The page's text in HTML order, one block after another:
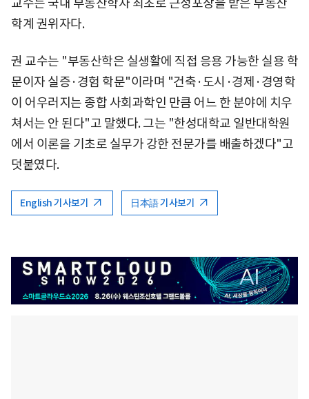
학계 권위자다.
권 교수는 "부동산학은 실생활에 직접 응용 가능한 실용 학
문이자 실증·경험 학문"이라며 "건축·도시·경제·경영학
이 어우러지는 종합 사회과학인 만큼 어느 한 분야에 치우
쳐서는 안 된다"고 말했다. 그는 "한성대학교 일반대학원
에서 이론을 기초로 실무가 강한 전문가를 배출하겠다"고
덧붙였다.
English 기사보기 日本語 기사보기